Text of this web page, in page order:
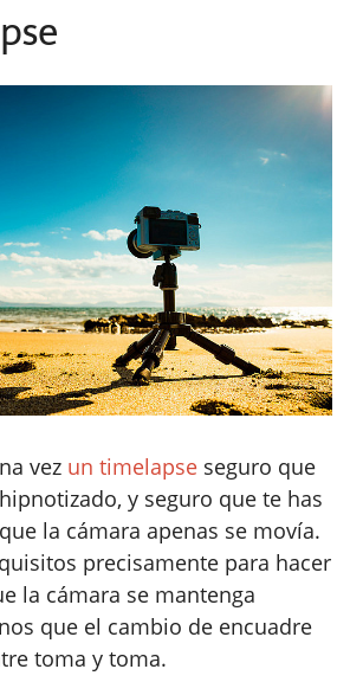
vez un timelapse seguro que
y seguro que te has
la cámara apenas se movía.
precisamente para hacer
la cámara se mantenga
que el cambio de encuadre
toma y toma.